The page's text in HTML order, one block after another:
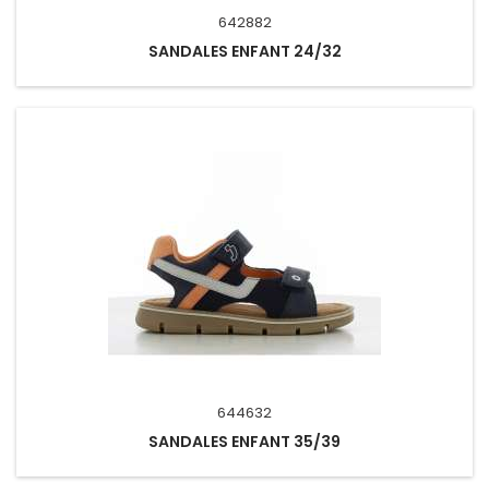
642882
SANDALES ENFANT 24/32
644632
SANDALES ENFANT 35/39